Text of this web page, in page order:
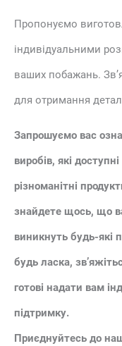
Пропонуємо
індивідуальними
ваших побажань.
для отримання
Запрошуємо вас
виробів, які доступні
різноманітні
знайдете щось, що
виникнуть будь-які
будь ласка,
готові надати вам
підтримку.
Приєднуйтесь до